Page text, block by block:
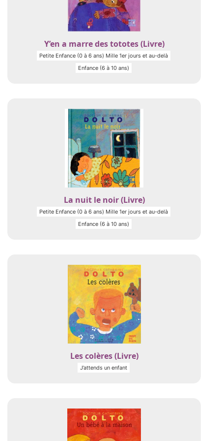
Y’en a marre des tototes (Livre)
Petite Enfance (0 à 6 ans) Mille 1er jours et au-delà
Enfance (6 à 10 ans)
La nuit le noir (Livre)
Petite Enfance (0 à 6 ans) Mille 1er jours et au-delà
Enfance (6 à 10 ans)
Les colères (Livre)
J’attends un enfant